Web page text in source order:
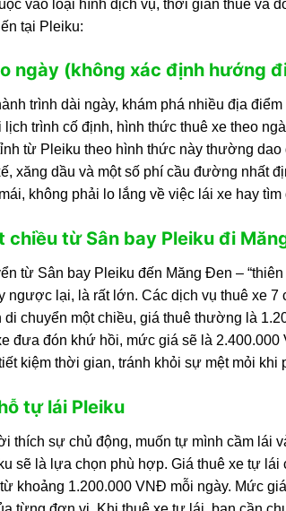
vào loại hình dịch vụ, thời gian thuê và
tại Pleiku:
ngày (không xác định hướng
trình dài ngày, khám phá nhiều địa
lịch trình cố định, hình thức thuê xe theo
từ Pleiku theo hình thức này thường
xăng dầu và một số phí cầu đường nhất
không phải lo lắng về việc lái xe hay
chiều từ Sân bay Pleiku đi
từ Sân bay Pleiku đến Măng Đen –
ngược lại, là rất lớn. Các dịch vụ thuê xe
di chuyển một chiều, giá thuê thường là
đưa đón khứ hồi, mức giá sẽ là
kiệm thời gian, tránh khỏi sự mệt mỏi
tự lái Pleiku
thích sự chủ động, muốn tự mình cầm lái
sẽ là lựa chọn phù hợp. Giá thuê xe tự
khoảng 1.200.000 VNĐ mỗi ngày. Mức